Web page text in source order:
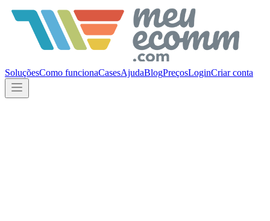
SoluçõesComo funcionaCasesAjudaBlogPreçosLoginCriar conta